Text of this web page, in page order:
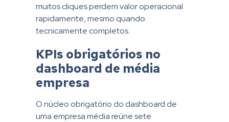
muitos cliques perdem valor operacional
rapidamente, mesmo quando
tecnicamente completos.
KPIs obrigatórios no
dashboard de média
empresa
O núcleo obrigatório do dashboard de
uma empresa média reúne sete